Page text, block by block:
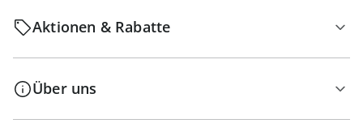
Aktionen & Rabatte
Über uns